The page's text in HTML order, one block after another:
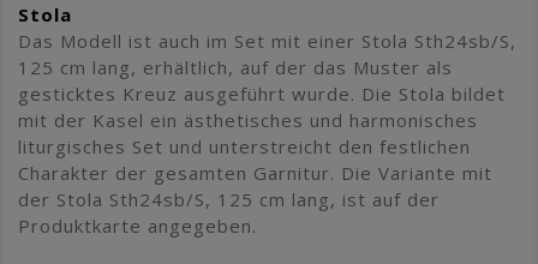
Stola
Das Modell ist auch im Set mit einer Stola Sth24sb/S,
125 cm lang, erhältlich, auf der das Muster als
gesticktes Kreuz ausgeführt wurde. Die Stola bildet
mit der Kasel ein ästhetisches und harmonisches
liturgisches Set und unterstreicht den festlichen
Charakter der gesamten Garnitur. Die Variante mit
der Stola Sth24sb/S, 125 cm lang, ist auf der
Produktkarte angegeben.